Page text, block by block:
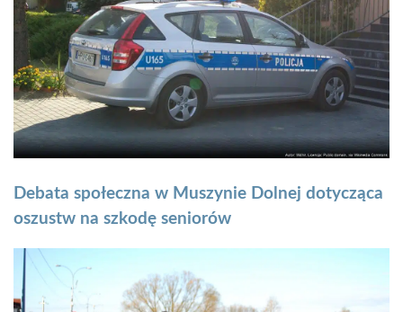
Debata społeczna w Muszynie Dolnej dotycząca
oszustw na szkodę seniorów